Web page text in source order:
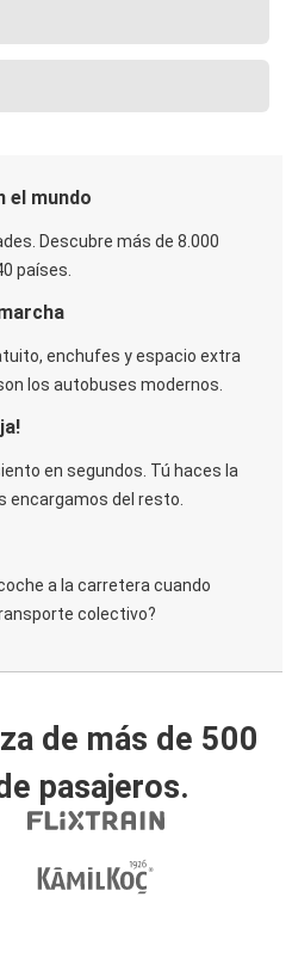
el mundo
Descubre más de 8.000
países.
enchufes y espacio extra
los autobuses modernos.
en segundos. Tú haces la
encargamos del resto.
a la carretera cuando
colectivo?
de más de 500
pasajeros.